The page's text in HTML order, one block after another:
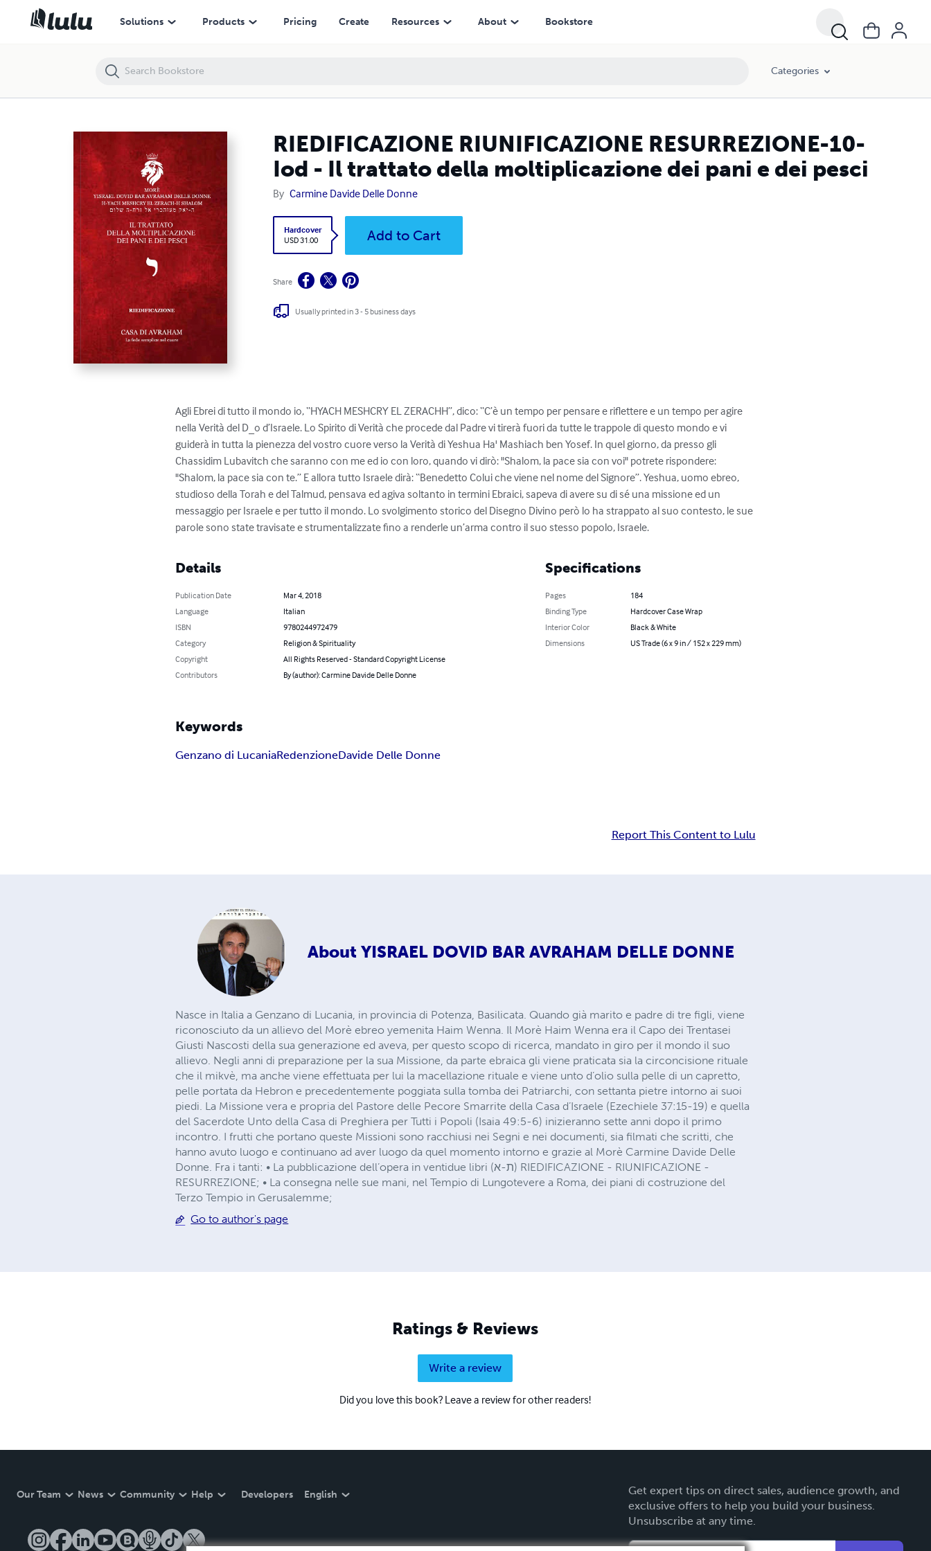
Solutions Products Pricing Create Resources About Bookstore
Categories
RIEDIFICAZIONE RIUNIFICAZIONE RESURREZIONE-10-
Iod - Il trattato della moltiplicazione dei pani e dei pesci
By Carmine Davide Delle Donne
Hardcover
USD 31.00
Add to Cart
Share
Usually printed in 3 - 5 business days
Agli Ebrei di tutto il mondo io, “HYACH MESHCRY EL ZERACHH”, dico: “C’è un tempo per pensare e riflettere e un tempo per agire
nella Verità del D_o d’Israele. Lo Spirito di Verità che procede dal Padre vi tirerà fuori da tutte le trappole di questo mondo e vi
guiderà in tutta la pienezza del vostro cuore verso la Verità di Yeshua Ha' Mashiach ben Yosef. In quel giorno, da presso gli
Chassidim Lubavitch che saranno con me ed io con loro, quando vi dirò: "Shalom, la pace sia con voi" potrete rispondere:
"Shalom, la pace sia con te.” E allora tutto Israele dirà: “Benedetto Colui che viene nel nome del Signore”. Yeshua, uomo ebreo,
studioso della Torah e del Talmud, pensava ed agiva soltanto in termini Ebraici, sapeva di avere su di sé una missione ed un
messaggio per Israele e per tutto il mondo. Lo svolgimento storico del Disegno Divino però lo ha strappato al suo contesto, le sue
parole sono state travisate e strumentalizzate fino a renderle un’arma contro il suo stesso popolo, Israele.
Details
Publication Date
Mar 4, 2018
Language
Italian
ISBN
9780244972479
Category
Religion & Spirituality
Copyright
All Rights Reserved - Standard Copyright License
Contributors
By (author): Carmine Davide Delle Donne
Specifications
Pages
184
Binding Type
Hardcover Case Wrap
Interior Color
Black & White
Dimensions
US Trade (6 x 9 in / 152 x 229 mm)
Keywords
Genzano di LucaniaRedenzioneDavide Delle Donne
Report This Content to Lulu
About YISRAEL DOVID BAR AVRAHAM DELLE DONNE
Nasce in Italia a Genzano di Lucania, in provincia di Potenza, Basilicata. Quando già marito e padre di tre figli, viene
riconosciuto da un allievo del Morè ebreo yemenita Haim Wenna. Il Morè Haim Wenna era il Capo dei Trentasei
Giusti Nascosti della sua generazione ed aveva, per questo scopo di ricerca, mandato in giro per il mondo il suo
allievo. Negli anni di preparazione per la sua Missione, da parte ebraica gli viene praticata sia la circoncisione rituale
che il mikvè, ma anche viene effettuata per lui la macellazione rituale e viene unto d’olio sulla pelle di un capretto,
pelle portata da Hebron e precedentemente poggiata sulla tomba dei Patriarchi, con settanta pietre intorno ai suoi
piedi. La Missione vera e propria del Pastore delle Pecore Smarrite della Casa d’Israele (Ezechiele 37:15-19) e quella
del Sacerdote Unto della Casa di Preghiera per Tutti i Popoli (Isaia 49:5-6) inizieranno sette anni dopo il primo
incontro. I frutti che portano queste Missioni sono racchiusi nei Segni e nei documenti, sia filmati che scritti, che
hanno avuto luogo e continuano ad aver luogo da quel momento intorno e grazie al Morè Carmine Davide Delle
Donne. Fra i tanti: • La pubblicazione dell’opera in ventidue libri (ת-א) RIEDIFICAZIONE - RIUNIFICAZIONE -
RESURREZIONE; • La consegna nelle sue mani, nel Tempio di Lungotevere a Roma, dei piani di costruzione del
Terzo Tempio in Gerusalemme;
Go to author's page
Ratings & Reviews
Write a review
Did you love this book? Leave a review for other readers!
Our Team News Community Help Developers English
Get expert tips on direct sales, audience growth, and
exclusive offers to help you build your business.
Unsubscribe at any time.
RIEDIFICAZIONE RIUNIFICAZIONE RESURREZIONE-10- Iod - Il trattato della moltiplicazione dei pani e dei pesci